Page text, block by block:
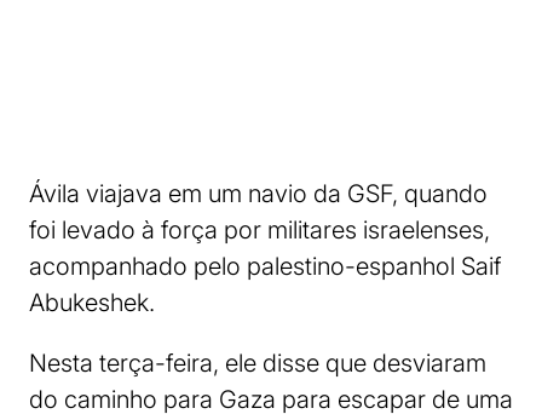
Ávila viajava em um navio da GSF, quando
foi levado à força por militares israelenses,
acompanhado pelo palestino-espanhol Saif
Abukeshek.
Nesta terça-feira, ele disse que desviaram
do caminho para Gaza para escapar de uma